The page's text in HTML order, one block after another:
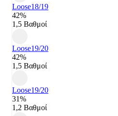
Loose18/19
42%
1,5 Βαθμοί
Loose19/20
42%
1,5 Βαθμοί
Loose19/20
31%
1,2 Βαθμοί